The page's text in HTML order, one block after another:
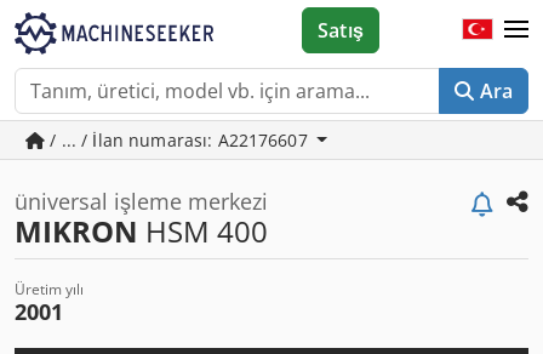
Ara
Satış
/ ... / İlan numarası: A22176607
üniversal işleme merkezi
MIKRON HSM 400
Üretim yılı
2001